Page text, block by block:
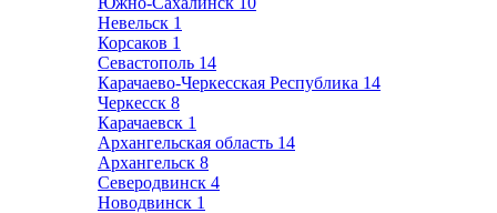
Невельск 1
Корсаков 1
Севастополь 14
Карачаево-Черкесская Республика 14
Черкесск 8
Карачаевск 1
Архангельская область 14
Архангельск 8
Северодвинск 4
Новодвинск 1